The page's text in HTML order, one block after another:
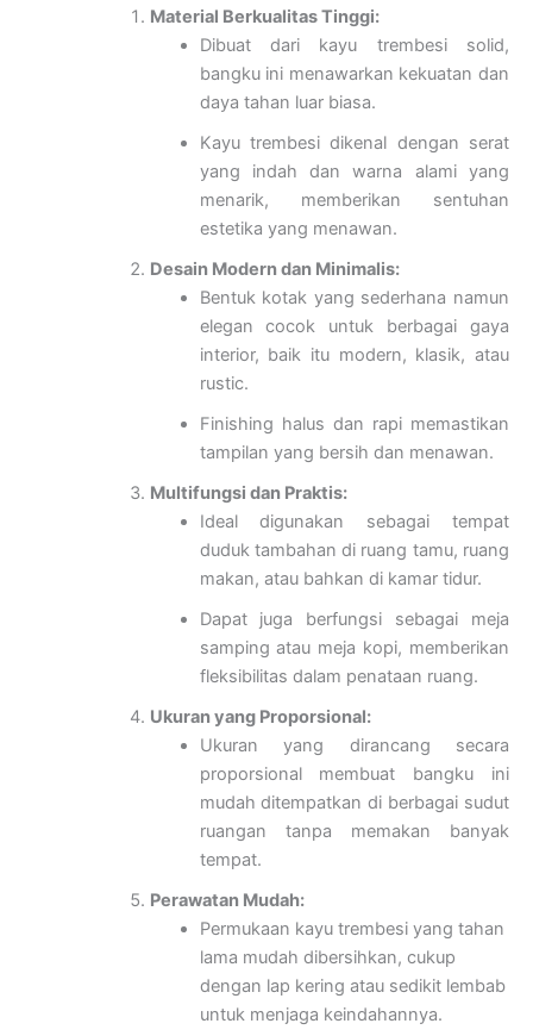
Material Berkualitas Tinggi:
Dibuat dari kayu trembesi solid,
bangku ini menawarkan kekuatan dan
daya tahan luar biasa.
Kayu trembesi dikenal dengan serat
yang indah dan warna alami yang
menarik, memberikan sentuhan
estetika yang menawan.
Desain Modern dan Minimalis:
Bentuk kotak yang sederhana namun
elegan cocok untuk berbagai gaya
interior, baik itu modern, klasik, atau
rustic.
Finishing halus dan rapi memastikan
tampilan yang bersih dan menawan.
Multifungsi dan Praktis:
Ideal digunakan sebagai tempat
duduk tambahan di ruang tamu, ruang
makan, atau bahkan di kamar tidur.
Dapat juga berfungsi sebagai meja
samping atau meja kopi, memberikan
fleksibilitas dalam penataan ruang.
Ukuran yang Proporsional:
Ukuran yang dirancang secara
proporsional membuat bangku ini
mudah ditempatkan di berbagai sudut
ruangan tanpa memakan banyak
tempat.
Perawatan Mudah:
Permukaan kayu trembesi yang tahan
lama mudah dibersihkan, cukup
dengan lap kering atau sedikit lembab
untuk menjaga keindahannya.